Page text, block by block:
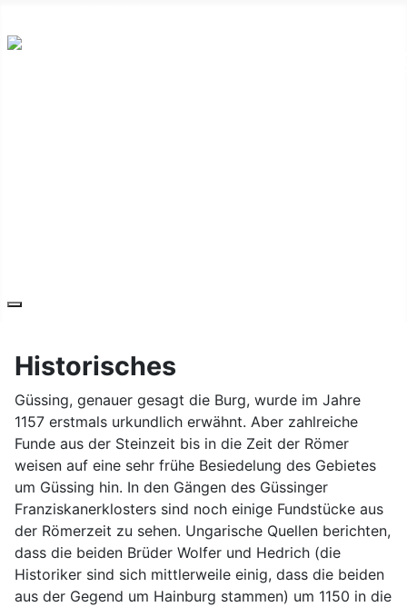
Historisches
Güssing, genauer gesagt die Burg, wurde im Jahre
1157 erstmals urkundlich erwähnt. Aber zahlreiche
Funde aus der Steinzeit bis in die Zeit der Römer
weisen auf eine sehr frühe Besiedelung des Gebietes
um Güssing hin. In den Gängen des Güssinger
Franziskanerklosters sind noch einige Fundstücke aus
der Römerzeit zu sehen. Ungarische Quellen berichten,
dass die beiden Brüder Wolfer und Hedrich (die
Historiker sind sich mittlerweile einig, dass die beiden
aus der Gegend um Hainburg stammen) um 1150 in die